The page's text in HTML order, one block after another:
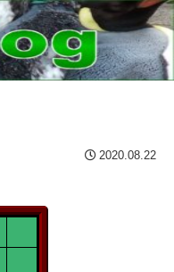
2020.08.22